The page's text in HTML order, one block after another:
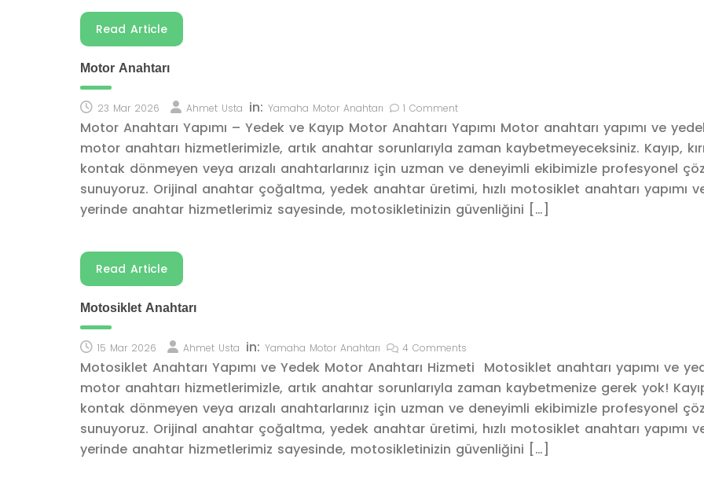
Read Article
Motor Anahtarı
23 Mar 2026 Ahmet Usta in: Yamaha Motor Anahtarı 1 Comment
Motor Anahtarı Yapımı – Yedek ve Kayıp Motor Anahtarı Yapımı Motor anahtarı yapımı ve
motor anahtarı hizmetlerimizle, artık anahtar sorunlarıyla zaman kaybetmeyeceksiniz. Kayıp,
kontak dönmeyen veya arızalı anahtarlarınız için uzman ve deneyimli ekibimizle profesyonel
sunuyoruz. Orijinal anahtar çoğaltma, yedek anahtar üretimi, hızlı motosiklet anahtarı yapımı
yerinde anahtar hizmetlerimiz sayesinde, motosikletinizin güvenliğini […]
Read Article
Motosiklet Anahtarı
15 Mar 2026 Ahmet Usta in: Yamaha Motor Anahtarı 4 Comments
Motosiklet Anahtarı Yapımı ve Yedek Motor Anahtarı Hizmeti Motosiklet anahtarı yapımı ve
motor anahtarı hizmetlerimizle, artık anahtar sorunlarıyla zaman kaybetmenize gerek yok!
kontak dönmeyen veya arızalı anahtarlarınız için uzman ve deneyimli ekibimizle profesyonel
sunuyoruz. Orijinal anahtar çoğaltma, yedek anahtar üretimi, hızlı motosiklet anahtarı yapımı
yerinde anahtar hizmetlerimiz sayesinde, motosikletinizin güvenliğini […]